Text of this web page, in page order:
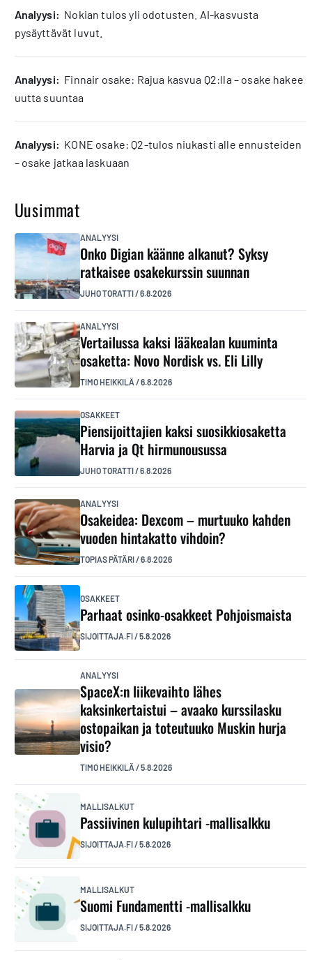
analyysi: Nokian tulos yli odotusten. AI-kasvusta
pysäyttävät luvut.
analyysi: Finnair osake: Rajua kasvua Q2:lla – osake hakee
uutta suuntaa
analyysi: KONE osake: Q2-tulos niukasti alle ennusteiden
– osake jatkaa laskuaan
Uusimmat
ANALYYSI
Onko Digian käänne alkanut? Syksy
ratkaisee osakekurssin suunnan
JUHO TORATTI/6.8.2026
ANALYYSI
Vertailussa kaksi lääkealan kuuminta
osaketta: Novo Nordisk vs. Eli Lilly
TIMO HEIKKILÄ /6.8.2026
OSAKKEET
Piensijoittajien kaksi suosikkiosaketta
Harvia ja Qt hirmunousussa
JUHO TORATTI/6.8.2026
ANALYYSI
Osakeidea: Dexcom – murtuuko kahden
vuoden hintakatto vihdoin?
TOPIAS PÄTÄRI/6.8.2026
OSAKKEET
Parhaat osinko-osakkeet Pohjoismaista
SIJOITTAJA.FI/5.8.2026
ANALYYSI
SpaceX:n liikevaihto lähes
kaksinkertaistui – avaako kurssilasku
ostopaikan ja toteutuuko Muskin hurja
visio?
TIMO HEIKKILÄ /5.8.2026
MALLISALKUT
Passiivinen kulupihtari -mallisalkku
SIJOITTAJA.FI/5.8.2026
MALLISALKUT
Suomi Fundamentti -mallisalkku
SIJOITTAJA.FI/5.8.2026